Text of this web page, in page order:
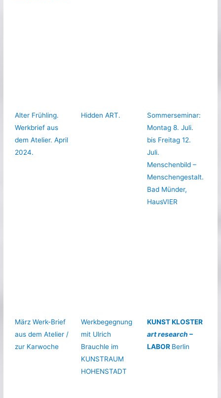
Alter Frühling.
Werkbrief aus
dem Atelier. April
2024.
Hidden ART.
Sommerseminar:
Montag 8. Juli.
bis Freitag 12.
Juli.
Menschenbild –
Menschengestalt.
Bad Münder,
HausVIER
März Werk-Brief
aus dem Atelier /
zur Karwoche
Werkbegegnung
mit Ulrich
Brauchle im
KUNSTRAUM
HOHENSTADT
KUNST KLOSTER
art research –
LABOR Berlin